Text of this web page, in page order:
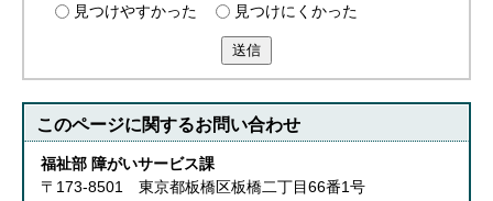
見つけやすかった
見つけにくかった
送信
このページに関するお問い合わせ
福祉部 障がいサービス課
〒173-8501 東京都板橋区板橋二丁目66番1号